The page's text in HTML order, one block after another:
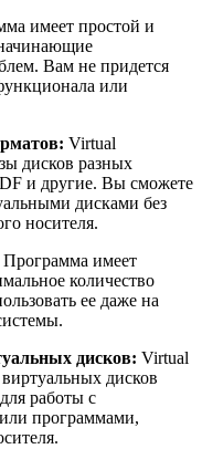
имеет простой и
Вам не придется
или
Virtual
дисков разных
и другие. Вы сможете
дисками без
носителя.
Программа имеет
количество
ее даже на
дисков: Virtual
дисков
работы с
программами,